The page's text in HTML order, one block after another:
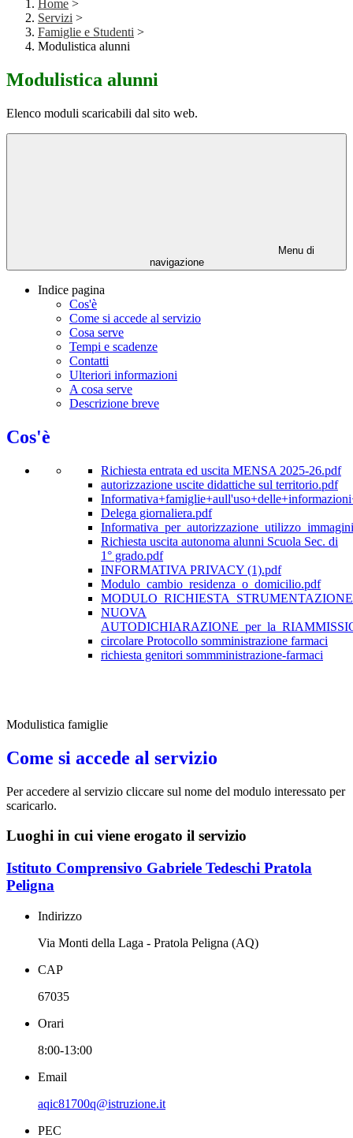
Home >
Servizi >
Famiglie e Studenti >
Modulistica alunni
Modulistica alunni
Elenco moduli scaricabili dal sito web.
Menu di
navigazione
Indice pagina
Cos'è
Come si accede al servizio
Cosa serve
Tempi e scadenze
Contatti
Ulteriori informazioni
A cosa serve
Descrizione breve
Cos'è
Richiesta entrata ed uscita MENSA 2025-26.pdf
autorizzazione uscite didattiche sul territorio.pdf
Delega giornaliera.pdf
Richiesta uscita autonoma alunni Scuola Sec. di
1° grado.pdf
INFORMATIVA PRIVACY (1).pdf
Modulo_cambio_residenza_o_domicilio.pdf
NUOVA
circolare Protocollo somministrazione farmaci
richiesta genitori sommministrazione-farmaci
Modulistica famiglie
Come si accede al servizio
Per accedere al servizio cliccare sul nome del modulo interessato per
scaricarlo.
Luoghi in cui viene erogato il servizio
Istituto Comprensivo Gabriele Tedeschi Pratola
Peligna
Indirizzo
Via Monti della Laga - Pratola Peligna (AQ)
CAP
67035
Orari
8:00-13:00
Email
aqic81700q@istruzione.it
PEC